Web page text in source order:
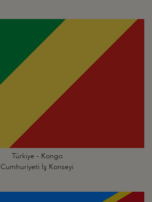
Türkiye - Kongo
Cumhuriyeti İş Konseyi